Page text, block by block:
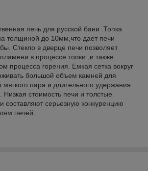
печь для русской бани .Топка
толщиной до 10мм,что дает печи
Стекло в дверце печи позволяет
в процессе топки ,и также
процесса горения. Емкая сетка вокруг
большой объем камней для
пара и длительного удержания
стоимость печи и толстые
составляют серьезную конкуренцию
печей.